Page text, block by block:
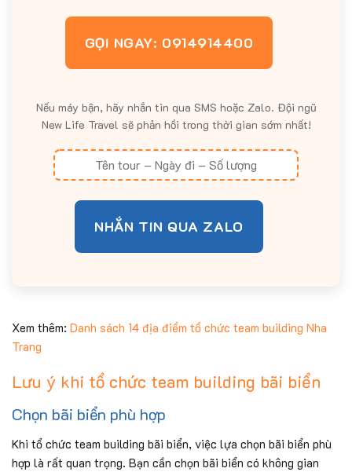
GỌI NGAY: 0914914400
Nếu máy bận, hãy nhắn tin qua SMS hoặc Zalo. Đội ngũ
New Life Travel sẽ phản hồi trong thời gian sớm nhất!
NHẮN TIN QUA ZALO
Xem thêm: Danh sách 14 địa điểm tổ chức team building Nha
Trang
Lưu ý khi tổ chức team building bãi biển
Chọn bãi biển phù hợp
Khi tổ chức team building bãi biển, việc lựa chọn bãi biển phù
hợp là rất quan trọng. Bạn cần chọn bãi biển có không gian